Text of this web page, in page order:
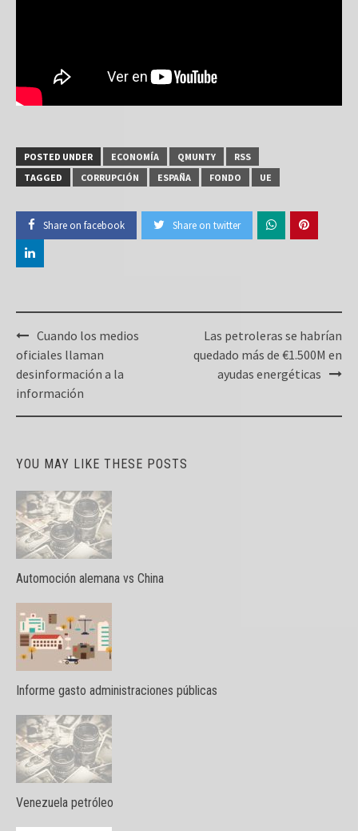
POSTED UNDER ECONOMÍA QMUNTY
RSS
TAGGED
CORRUPCIÓN ESPAÑA FONDO UE
Share on facebook Share on twitter
Post
navigation
Cuando los medios
oficiales llaman
desinformación a la
información
Las petroleras se habrían
quedado más de €1.500M en
ayudas energéticas
YOU MAY LIKE THESE POSTS
Automoción alemana vs China
Informe gasto administraciones públicas
Venezuela petróleo